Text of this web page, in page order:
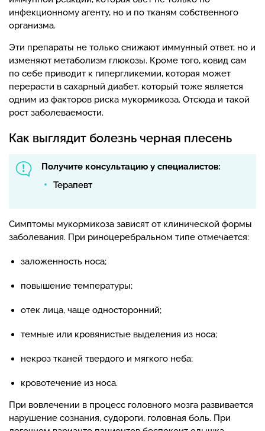
инфекционному агенту, но и по тканям собственного
организма.
Эти препараты не только снижают иммунный ответ, но и
изменяют метаболизм глюкозы. Кроме того, ковид сам
по себе приводит к гипергликемии, которая может
перерасти в сахарный диабет, который тоже является
одним из факторов риска мукормикоза. Отсюда и такой
рост заболеваемости.
Как выглядит болезнь черная плесень
Получите консультацию у специалистов:
Терапевт
Симптомы мукормикоза зависят от клинической формы
заболевания. При риноцеребральном типе отмечается:
заложенность носа;
повышение температуры;
отек лица, чаще односторонний;
темные или кровянистые выделения из носа;
некроз тканей твердого и мягкого неба;
кровотечение из носа.
При вовлечении в процесс головного мозга развивается
нарушение сознания, судороги, головная боль. При